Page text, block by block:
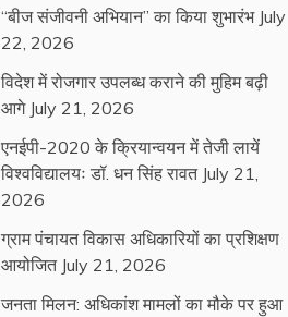
“बीज संजीवनी अभियान” का किया शुभारंभ July
22, 2026
विदेश में रोजगार उपलब्ध कराने की मुहिम बढ़ी
आगे July 21, 2026
एनईपी-2020 के क्रियान्वयन में तेजी लायें
विश्वविद्यालयः डॉ. धन सिंह रावत July 21,
2026
ग्राम पंचायत विकास अधिकारियों का प्रशिक्षण
आयोजित July 21, 2026
जनता मिलन: अधिकांश मामलों का मौके पर हुआ